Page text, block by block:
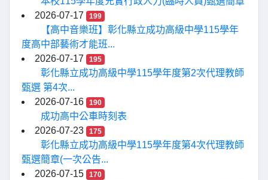
2026-07-17
199
【高中音樂班】彰化縣立成功高級中學115學年
度高中部藝術才能班...
2026-07-17
195
彰化縣立成功高級中學115學年度第2次代理教師
甄選 第4次...
2026-07-16
190
成功高中公車時刻表
2026-07-23
175
彰化縣立成功高級中學115學年度第4次代理教師
甄選簡章(一次公告...
2026-07-15
170